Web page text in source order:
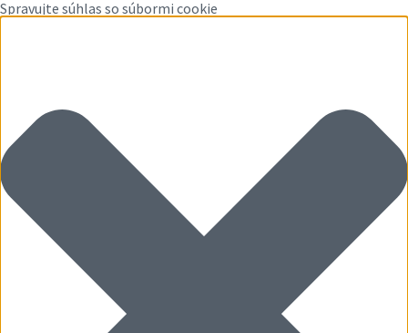
Spravujte súhlas so súbormi cookie